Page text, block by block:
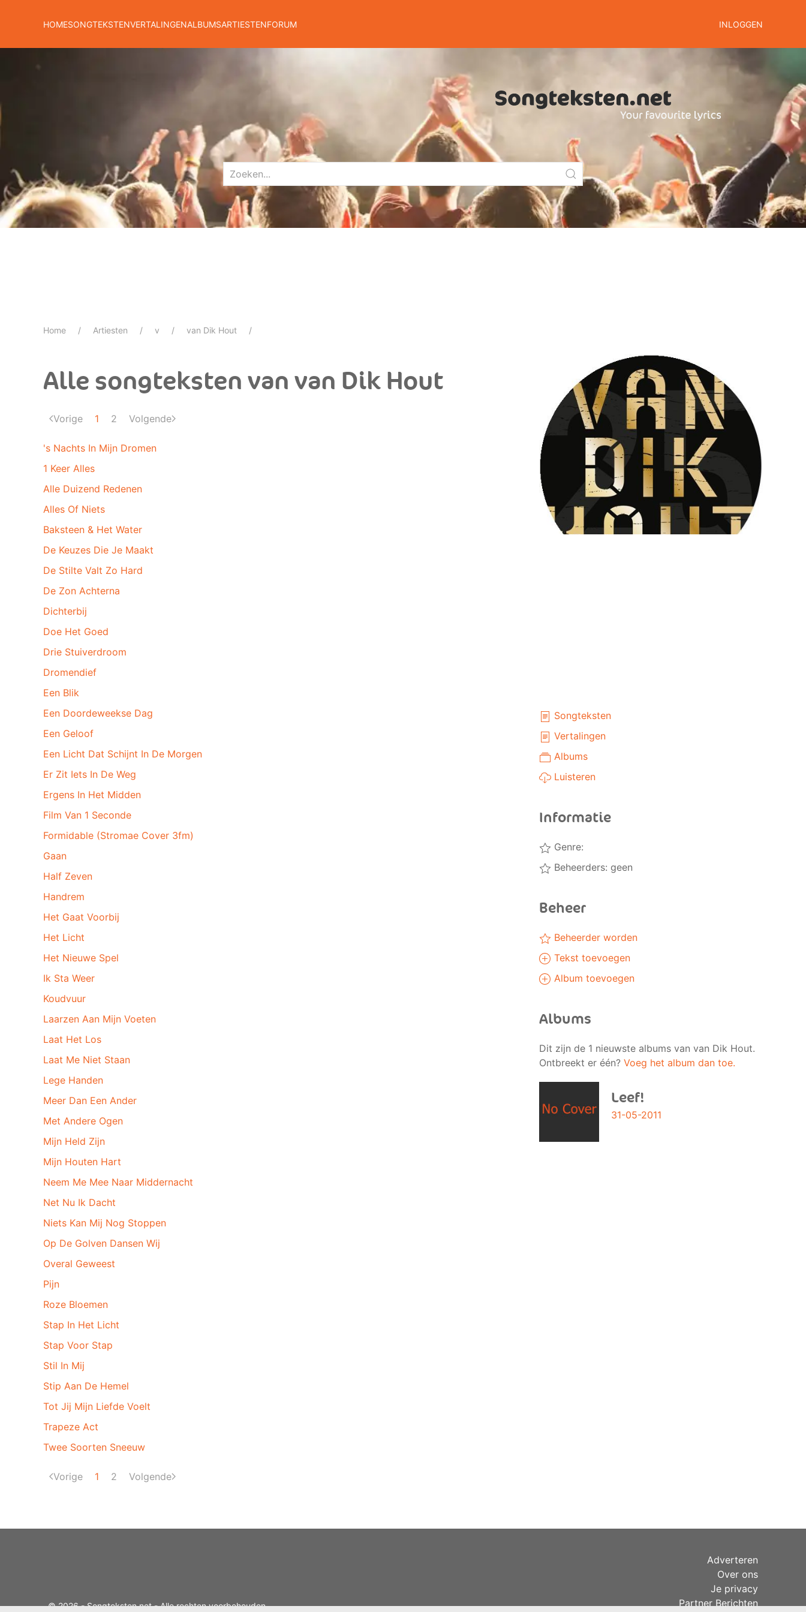
HOMESONGTEKSTENVERTALINGENALBUMSARTIESTENFORUM INLOGGEN
Home Artiesten v van Dik Hout
Alle songteksten van van Dik Hout
Vorige 1 2 Volgende
's Nachts In Mijn Dromen
1 Keer Alles
Alle Duizend Redenen
Alles Of Niets
Baksteen & Het Water
De Keuzes Die Je Maakt
De Stilte Valt Zo Hard
De Zon Achterna
Dichterbij
Doe Het Goed
Drie Stuiverdroom
Dromendief
Een Blik
Een Doordeweekse Dag
Een Geloof
Een Licht Dat Schijnt In De Morgen
Er Zit Iets In De Weg
Ergens In Het Midden
Film Van 1 Seconde
Formidable (Stromae Cover 3fm)
Gaan
Half Zeven
Handrem
Het Gaat Voorbij
Het Licht
Het Nieuwe Spel
Ik Sta Weer
Koudvuur
Laarzen Aan Mijn Voeten
Laat Het Los
Laat Me Niet Staan
Lege Handen
Meer Dan Een Ander
Met Andere Ogen
Mijn Held Zijn
Mijn Houten Hart
Neem Me Mee Naar Middernacht
Net Nu Ik Dacht
Niets Kan Mij Nog Stoppen
Op De Golven Dansen Wij
Overal Geweest
Pijn
Roze Bloemen
Stap In Het Licht
Stap Voor Stap
Stil In Mij
Stip Aan De Hemel
Tot Jij Mijn Liefde Voelt
Trapeze Act
Twee Soorten Sneeuw
Vorige 1 2 Volgende
Songteksten
Vertalingen
Albums
Luisteren
Informatie
Genre:
Beheerders: geen
Beheer
Beheerder worden
Tekst toevoegen
Album toevoegen
Albums
Dit zijn de 1 nieuwste albums van van Dik Hout.
Ontbreekt er één? Voeg het album dan toe.
Leef!
31-05-2011
© 2026 - Songteksten.net - Alle rechten voorbehouden.
Adverteren
Over ons
Je privacy
Partner Berichten